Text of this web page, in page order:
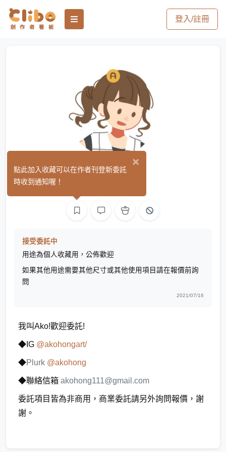
登入/註冊
Ako (0)
接受委託中
用途為個人收藏用，公佈歡迎
如果其他用途需要其他尺寸或其他使用項目請在報價前詢
問
2021/07/16
我叫Ako!歡迎委託!
◆IG @akohongart/
◆Plurk @akohong
◆聯絡信箱 akohong111@gmail.com
委託項目皆為非商用，商業委託請另外詢問報價，謝
謝。
×
點此加入收藏可以在作者刊登新委託
時收到通知喔！